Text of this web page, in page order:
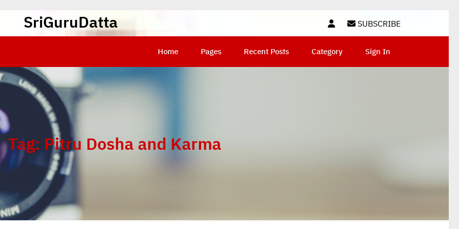
SriGuruDatta SUBSCRIBE
Home Pages Recent Posts Category Sign In
Tag: Pitru Dosha and Karma